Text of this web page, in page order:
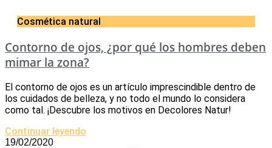
Cosmética natural
Contorno de ojos, ¿por qué los hombres deben
mimar la zona?
El contorno de ojos es un artículo imprescindible dentro de
los cuidados de belleza, y no todo el mundo lo considera
como tal. ¡Descubre los motivos en Decolores Natur!
Continuar leyendo
19/02/2020